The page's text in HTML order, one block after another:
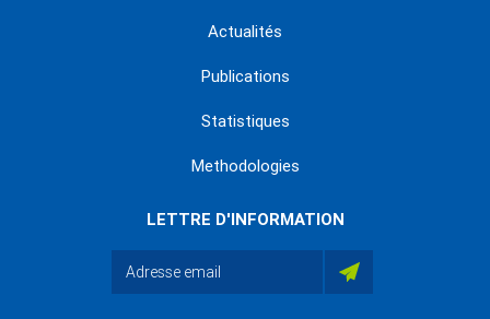
Actualités
Publications
Statistiques
Methodologies
LETTRE D'INFORMATION